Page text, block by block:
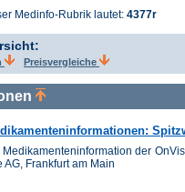
Medinfo-Rubrik lautet: 4377r
Preisvergleiche
der
AG, Frankfurt am Main